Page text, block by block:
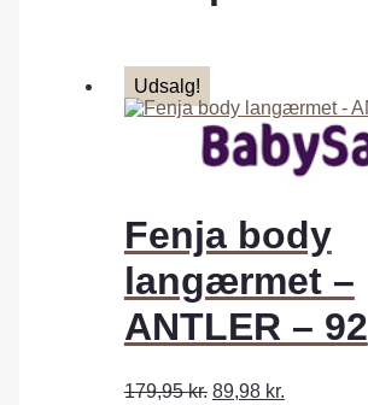
Udsalg!
Fenja body
langærmet –
ANTLER – 92
179,95kr. 89,98 kr.